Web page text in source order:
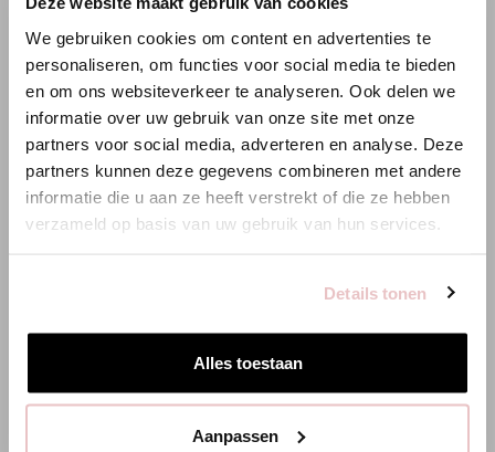
We gebruiken cookies om content en advertenties te
personaliseren, om functies voor social media te bieden
en om ons websiteverkeer te analyseren. Ook delen we
informatie over uw gebruik van onze site met onze
partners voor social media, adverteren en analyse. Deze
partners kunnen deze gegevens combineren met andere
informatie die u aan ze heeft verstrekt of die ze hebben
verzameld op basis van uw gebruik van hun services.
Details tonen
Alles toestaan
Aanpassen
WILLKOMMEN BEI STUDIO
ANNELOES
Es scheint, dass du uns von einem anderen Land aus
Bist du am richtigen Ort?
Zur niederländischen Seite wechseln